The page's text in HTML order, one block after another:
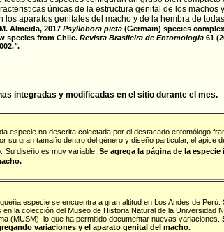
únicas de la estructura genital de los machos
aparatos genitales del macho y de la hembra de
Almeida, 2017. Psyllobora picta(Germain) species complex
species from Chile. Revista Brasileira de Entomologia 61
".
integradas y modificadas en el sitio durante el mes.
especie no descrita colectada por el destacado entomólogo
su gran tamaño dentro del género y diseño particular, el ápice
Su diseño es muy variable. Se agrega la página de la
especie se encuentra a gran altitud en Los Andes de Perú.
en la colección del Museo de Historia Natural de la Universidad
(MUSM), lo que ha permitido documentar nuevas variaciones.
variaciones y el aparato genital del macho.